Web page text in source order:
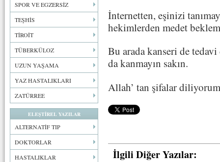
SPOR VE EGZERSİZ
TEŞHİS
TİROİT
TÜBERKÜLOZ
UZUN YAŞAMA
YAZ HASTALIKLARI
ZATÜRREE
ELEŞTİREL YAZILAR
ALTERNATİF TIP
DOKTORLAR
HASTALIKLAR
İnternetten, eşinizi
hekimlerden medet
Bu arada kanseri de
da kanmayın sakın.
Allah’ tan şifalar
İlgili Diğer Yazılar: